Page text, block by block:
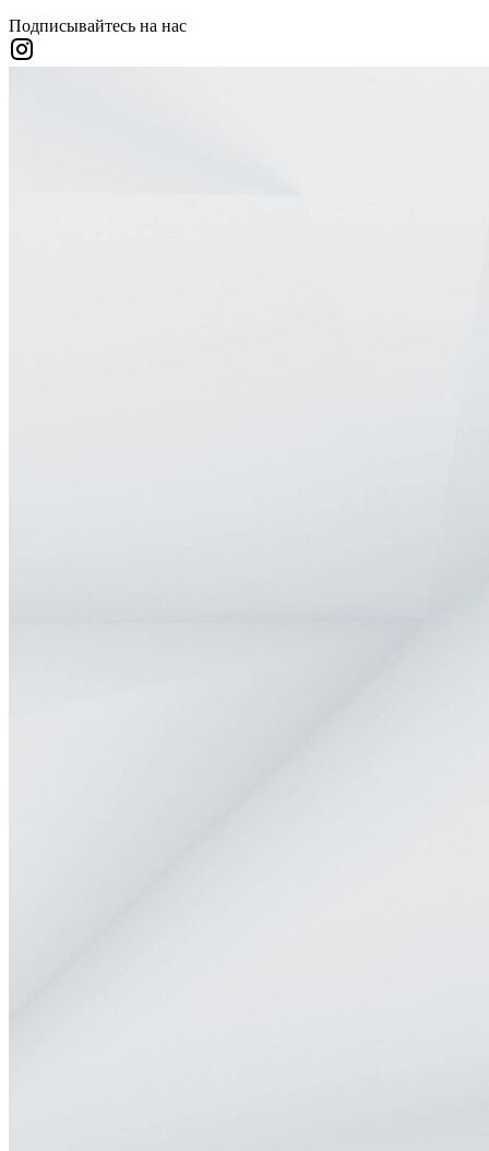
Подписывайтесь на нас